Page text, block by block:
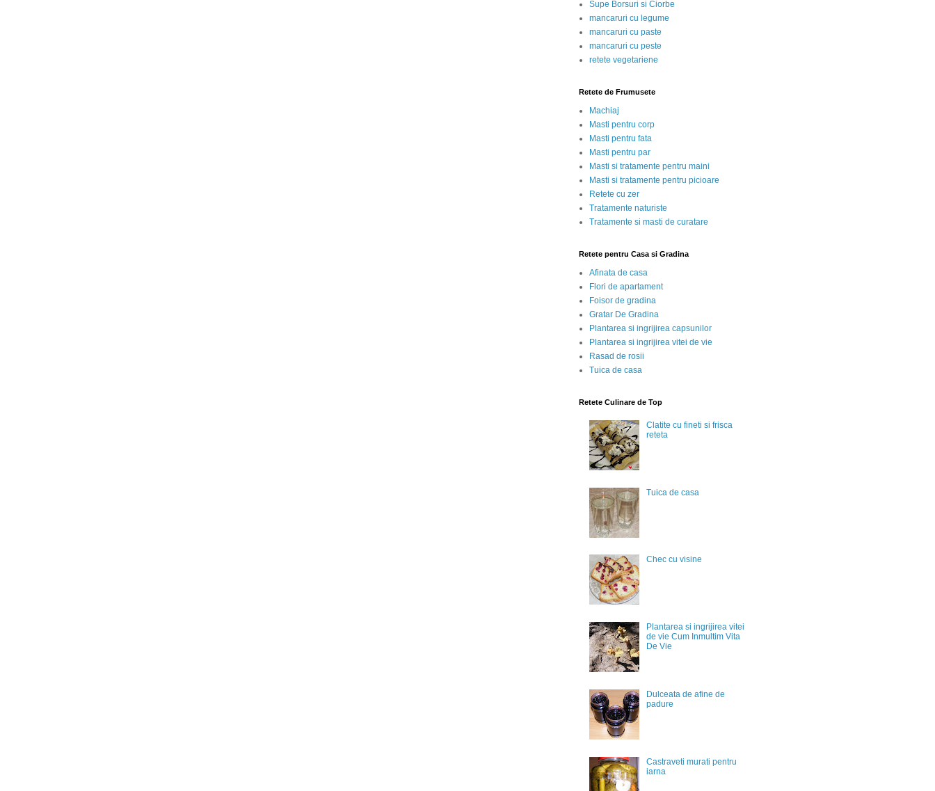
Supe Borsuri si Ciorbe
mancaruri cu legume
mancaruri cu paste
mancaruri cu peste
retete vegetariene
Retete de Frumusete
Machiaj
Masti pentru corp
Masti pentru fata
Masti pentru par
Masti si tratamente pentru maini
Masti si tratamente pentru picioare
Retete cu zer
Tratamente naturiste
Tratamente si masti de curatare
Retete pentru Casa si Gradina
Afinata de casa
Flori de apartament
Foisor de gradina
Gratar De Gradina
Plantarea si ingrijirea capsunilor
Plantarea si ingrijirea vitei de vie
Rasad de rosii
Tuica de casa
Retete Culinare de Top
Clatite cu fineti si frisca
reteta
Tuica de casa
Chec cu visine
Plantarea si ingrijirea vitei
de vie Cum Inmultim Vita
De Vie
Dulceata de afine de
padure
Castraveti murati pentru
iarna